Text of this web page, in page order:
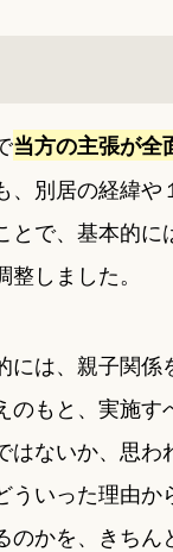
当方の主張が全
、別居の経緯
とで、基本的
しました。
には、親子関
のもと、実施
ないか、思わ
ういった理由
かを、きちん